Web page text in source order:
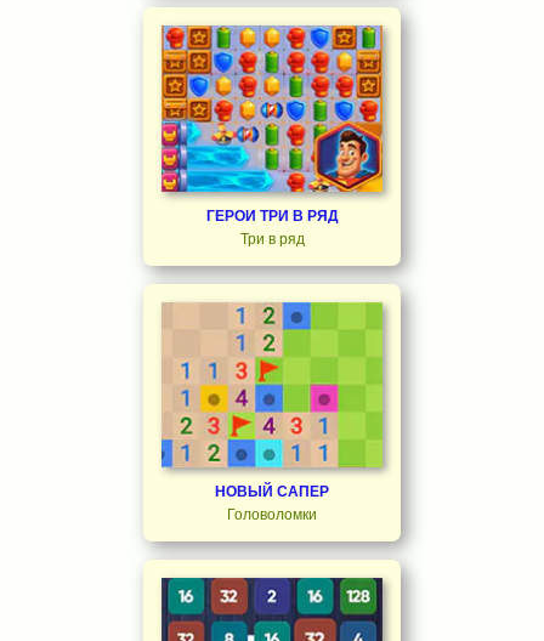
ГЕРОИ ТРИ В РЯД
Три в ряд
НОВЫЙ САПЕР
Головоломки